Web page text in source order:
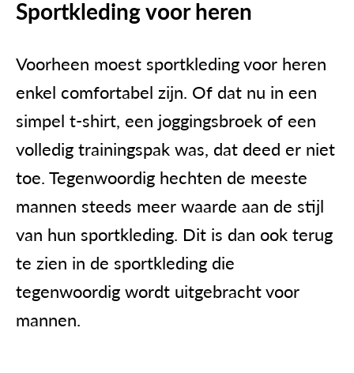
Sportkleding voor heren
Voorheen moest sportkledingvoor heren
enkel comfortabel zijn. Of dat nu in een
simpel t-shirt, een joggingsbroek of een
volledig trainingspak was, dat deed er niet
toe.Tegenwoordig hechten de meeste
mannen steeds meer waarde aan de stijl
van hun sportkleding. Dit is dan ook terug
te zien in de sportkleding die
tegenwoordig wordt uitgebracht voor
mannen.